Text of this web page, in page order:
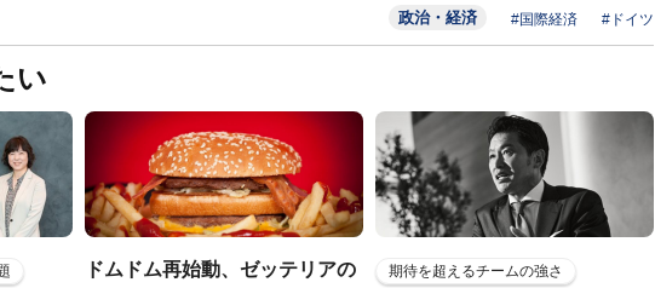
政治・経済 #国際経済 #ドイツ
い
ドムドム再始動、ゼッテリアの
期待を超えるチームの強さ